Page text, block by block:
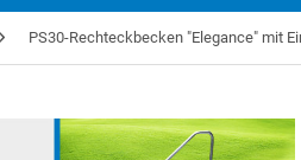
PS30-Rechteckbecken "Elegance" mit